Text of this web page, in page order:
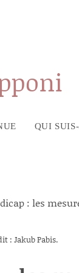
QUI
: Jakub Pabis.